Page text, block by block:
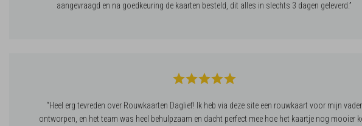
aangevraagd en na goedkeuring de kaarten besteld, dit alles in slechts 3 dagen geleverd.”
“Heel erg tevreden over Rouwkaarten Daglief! Ik heb via deze site een rouwkaart voor mijn vader
ontworpen, en het team was heel behulpzaam en dacht perfect mee hoe het kaartje nog mooier